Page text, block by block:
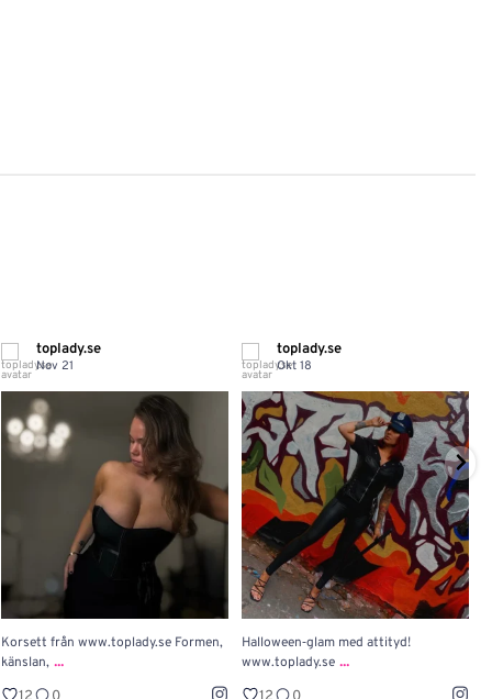
toplady.se
Nov 21
Korsett från www.toplady.se Formen,
känslan, ...
toplady.se
Okt 18
Halloween‑glam med attityd!
www.toplady.se ...